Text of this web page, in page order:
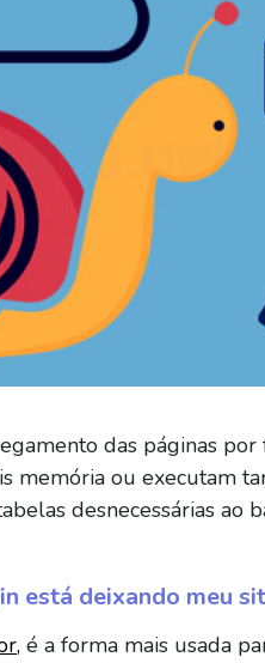
das páginas por
memória ou executam
desnecessárias ao
está deixando meu
é a forma mais usada